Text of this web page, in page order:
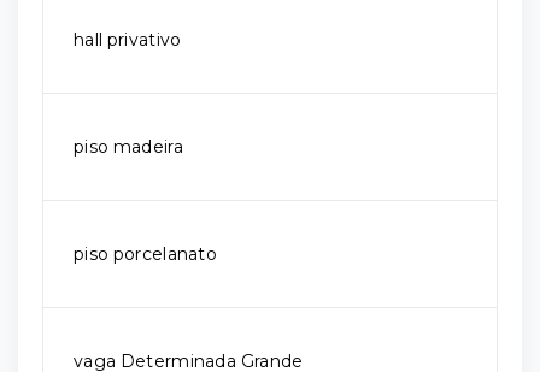
hall privativo
piso madeira
piso porcelanato
vaga Determinada Grande